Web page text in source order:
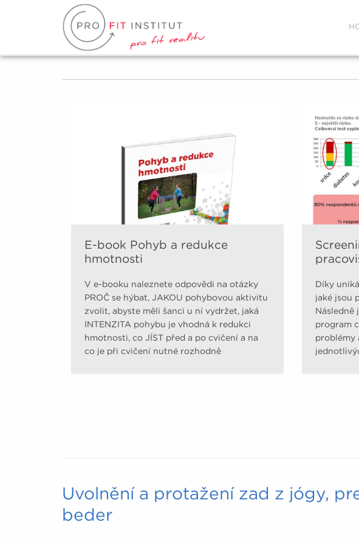
E-book Pohyb a redukce
hmotnosti
V e-booku naleznete odpovědi na otázky
PROČ se hýbat, JAKOU pohybovou aktivitu
zvolit, abyste měli šanci u ní vydržet, jaká
INTENZITA pohybu je vhodná k redukci
hmotnosti, co JÍST před a po cvičení a na
co je při cvičení nutné rozhodně
Díky
jaké jsou
Následně
program
problémy
pomocí
Uvolnění a protažení zad z jógy,
beder